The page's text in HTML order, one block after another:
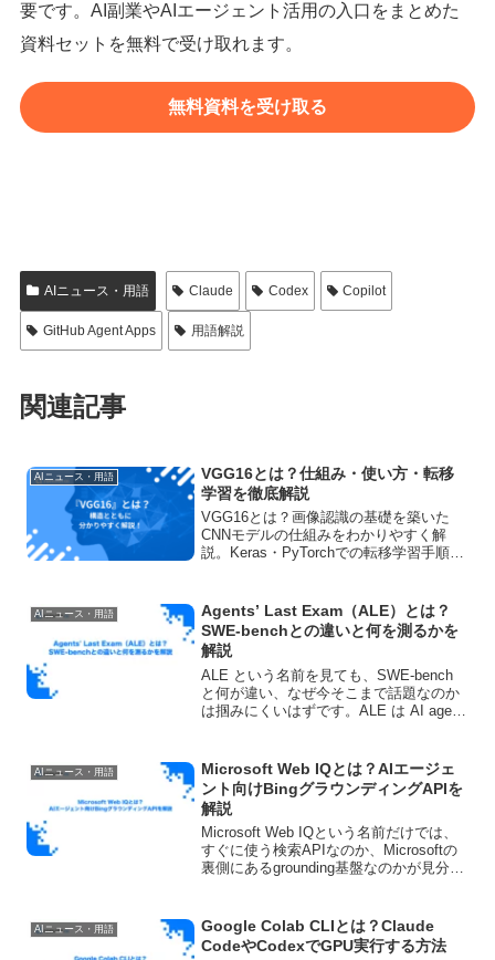
要です。AI副業やAIエージェント活用の入口をまとめた
資料セットを無料で受け取れます。
無料資料を受け取る
AIニュース・用語 Claude Codex Copilot
GitHub Agent Apps 用語解説
関連記事
AIニュース・用語
VGG16とは？仕組み・使い方・転移
学習を徹底解説
VGG16とは？画像認識の基礎を築いた
CNNモデルの仕組みをわかりやすく解
説。Keras・PyTorchでの転移学習手順、
AIニュース・用語
Agents’ Last Exam（ALE）とは？
SWE-benchとの違いと何を測るかを
解説
ALE という名前を見ても、SWE-bench
と何が違い、なぜ今そこまで話題なのか
は掴みにくいはずです。ALE は AI agent
で測ろうとする benchmark...
AIニュース・用語
Microsoft Web IQとは？AIエージェ
ント向けBingグラウンディングAPIを
解説
Microsoft Web IQという名前だけでは、
すぐに使う検索APIなのか、Microsoftの
裏側にあるgrounding基盤なのかが見分け
報を根拠付きで扱うた...
AIニュース・用語
Google Colab CLIとは？Claude
CodeやCodexでGPU実行する方法